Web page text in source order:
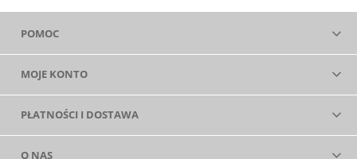
POMOC
MOJE KONTO
PŁATNOŚCI I DOSTAWA
O NAS